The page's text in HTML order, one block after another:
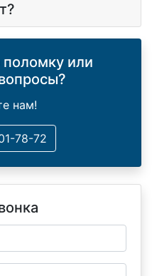
или
нам!
78-72